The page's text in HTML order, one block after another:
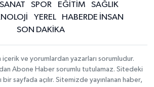
SPOR EĞİTİM
SAĞLIK
YEREL
HABERDE İNSAN
SON DAKİKA
içerik ve yorumlardan yazarları sorumludur.
Abone Haber sorumlu tutulamaz. Sitedeki
bir sayfada açılır. Sitemizde yayınlanan haber,